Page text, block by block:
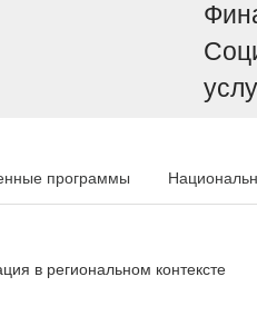
программы
в региональном контексте